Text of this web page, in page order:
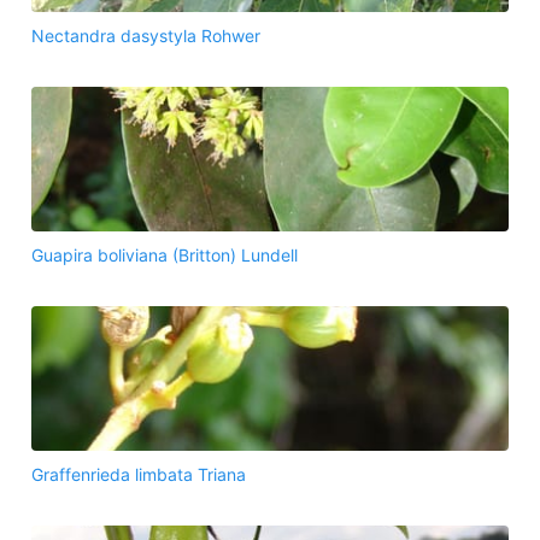
Nectandra dasystyla Rohwer
Guapira boliviana (Britton) Lundell
Graffenrieda limbata Triana